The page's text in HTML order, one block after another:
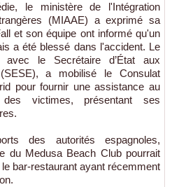
le ministère de l'Intégration
(MIAAE) a exprimé sa
et son équipe ont informé qu'un
a été blessé dans l'accident. Le
avec le Secrétaire d’État aux
a mobilisé le Consulat
pour fournir une assistance au
victimes, présentant ses
des autorités espagnoles,
du Medusa Beach Club pourrait
bar-restaurant ayant récemment